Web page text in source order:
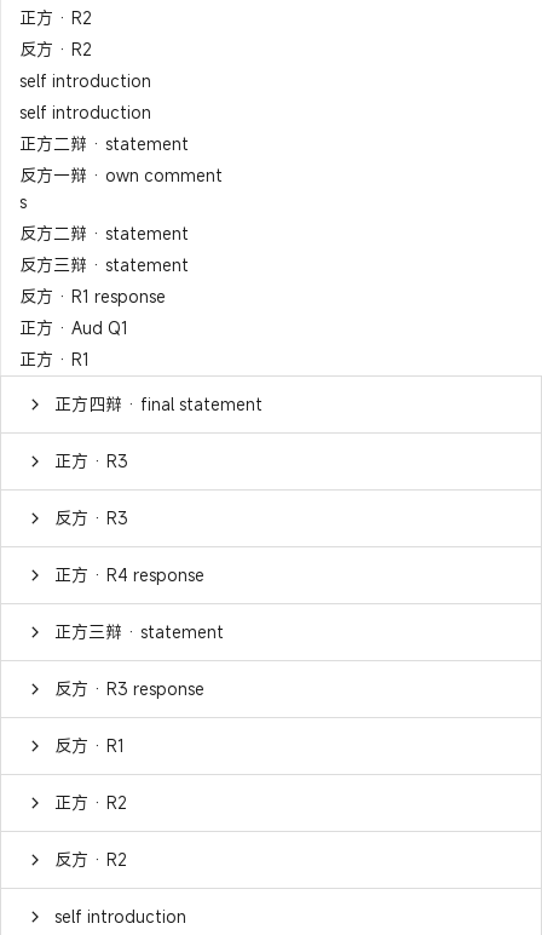
正方 · R2
反方 · R2
self introduction
self introduction
正方二辩 · statement
反方一辩 · own comment
s
反方二辩 · statement
反方三辩 · statement
反方 · R1 response
正方 · Aud Q1
正方 · R1
正方四辩 · final statement
正方 · R3
反方 · R3
正方 · R4 response
正方三辩 · statement
反方 · R3 response
反方 · R1
正方 · R2
反方 · R2
self introduction